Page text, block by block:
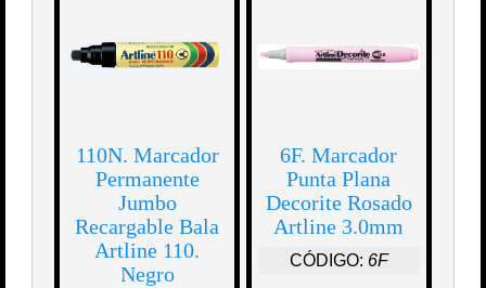
110N. Marcador
Permanente
Jumbo
Recargable Bala
Artline 110.
Negro
6F. Marcador
Punta Plana
Decorite Rosado
Artline 3.0mm
CÓDIGO: 6F